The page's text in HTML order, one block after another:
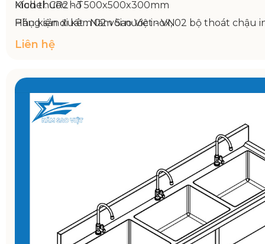
Bảo hành: 12 tháng
Kích thước 1800x750x950mm
Liên hệ